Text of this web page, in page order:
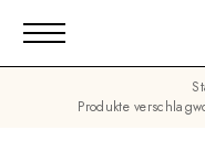
Produkte